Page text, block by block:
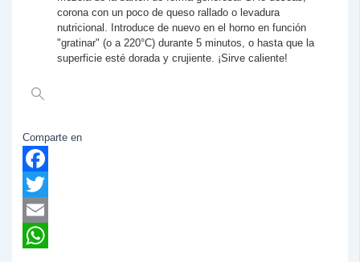
corona con un poco de queso rallado o levadura
nutricional. Introduce de nuevo en el horno en función
"gratinar" (o a 220°C) durante 5 minutos, o hasta que la
superficie esté dorada y crujiente. ¡Sirve caliente!
Comparte en
Facebook
Twitter
Email